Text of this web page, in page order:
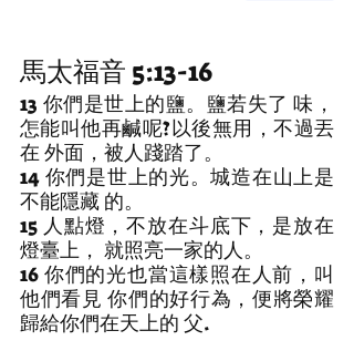
馬太福音 5:13-16
13 你們是世上的鹽。鹽若失了 味，
怎能叫他再鹹呢?以後無用，不過丟
在 外面，被人踐踏了。
14 你們是世上的光。城造在山上是
不能隱藏 的。
15 人點燈，不放在斗底下，是放在
燈臺上， 就照亮一家的人。
16 你們的光也當這樣照在人前，叫
他們看見 你們的好行為，便將榮耀
歸給你們在天上的 父.